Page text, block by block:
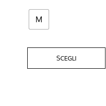
M
SCEGLI
prodotto